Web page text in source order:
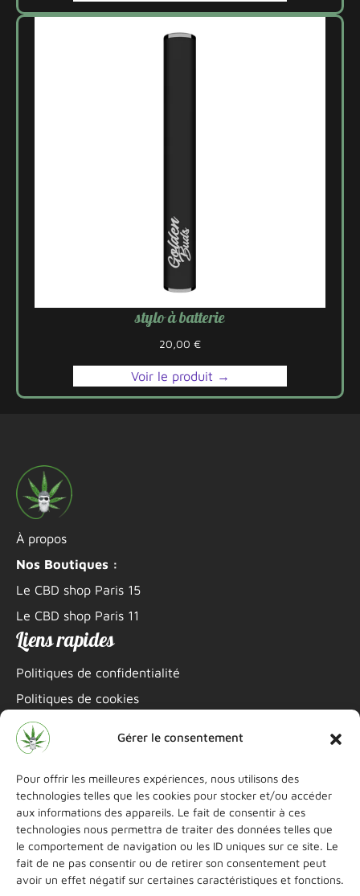
Gérer le consentement
Pour offrir les meilleures expériences, nous utilisons des
technologies telles que les cookies pour stocker et/ou accéder
aux informations des appareils. Le fait de consentir à ces
technologies nous permettra de traiter des données telles que
le comportement de navigation ou les ID uniques sur ce site. Le
fait de ne pas consentir ou de retirer son consentement peut
avoir un effet négatif sur certaines caractéristiques et fonctions.
stylo à batterie
20,00 €
Voir le produit →
À propos
Nos Boutiques :
Le CBD shop Paris 15
Le CBD shop Paris 11
Liens rapides
Politiques de confidentialité
Politiques de cookies
Mentions légales
Informations de contact
06 22 69 15 46
littleshopcbd@gmail.com
Instagram Boutique Paris 11